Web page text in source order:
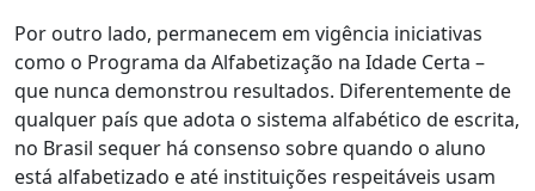
Por outro lado, permanecem em vigência iniciativas
como o Programa da Alfabetização na Idade Certa –
que nunca demonstrou resultados. Diferentemente de
qualquer país que adota o sistema alfabético de escrita,
no Brasil sequer há consenso sobre quando o aluno
está alfabetizado e até instituições respeitáveis usam